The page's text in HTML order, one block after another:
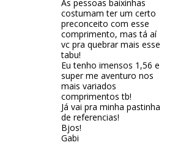
As pessoas baixinhas
costumam ter um certo
preconceito com esse
comprimento, mas tá aí
vc pra quebrar mais esse
tabu!
Eu tenho imensos 1,56 e
super me aventuro nos
mais variados
comprimentos tb!
Já vai pra minha pastinha
de referencias!
Bjos!
Gabi